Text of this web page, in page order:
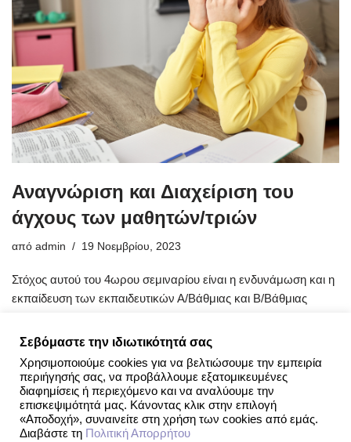
Αναγνώριση και Διαχείριση του
άγχους των μαθητών/τριών
από admin 19 Νοεμβρίου, 2023
Στόχος αυτού του 4ωρου σεμιναρίου είναι η ενδυνάμωση και η
εκπαίδευση των εκπαιδευτικών Α/Βάθμιας και Β/Βάθμιας
των συμπτωμάτων…
Περισσότερα »
Σεβόμαστε την ιδιωτικότητά σας
Χρησιμοποιούμε cookies για να βελτιώσουμε την εμπειρία
περιήγησής σας, να προβάλλουμε εξατομικευμένες
διαφημίσεις ή περιεχόμενο και να αναλύουμε την
επισκεψιμότητά μας. Κάνοντας κλικ στην επιλογή
«Αποδοχή», συναινείτε στη χρήση των cookies από εμάς.
Διαβάστε τη Πολιτική Απορρήτου